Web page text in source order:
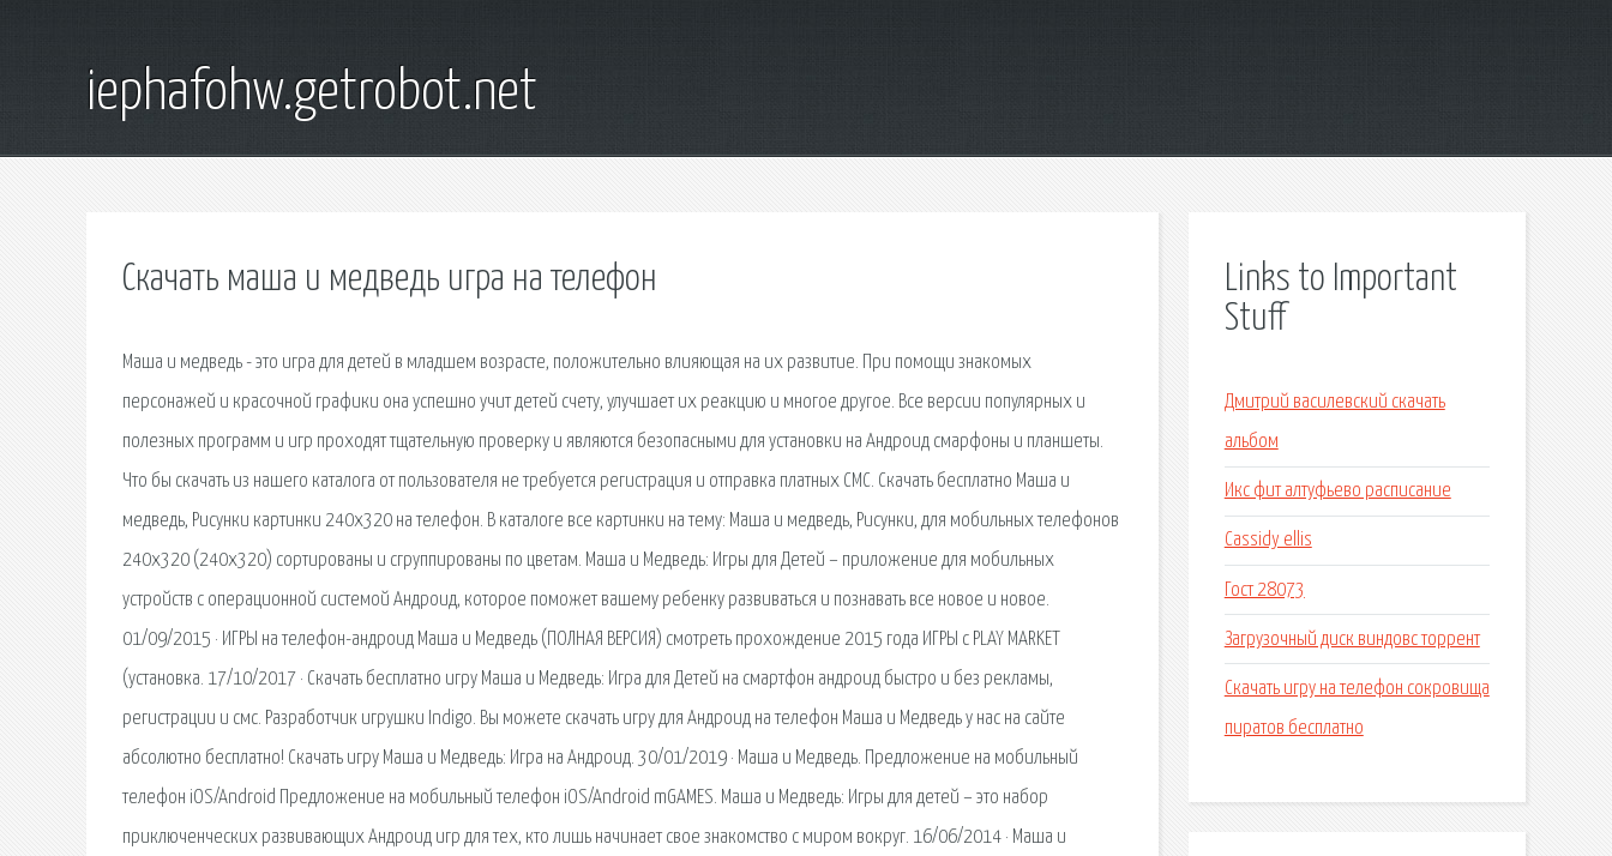
iephafohw.getrobot.net
Скачать маша и медведь игра на телефон
Маша и медведь - это игра для детей в младшем возрасте, положительно влияющая на их развитие. При помощи знакомых
персонажей и красочной графики она успешно учит детей счету, улучшает их реакцию и многое другое. Все версии популярных и
полезных программ и игр проходят тщательную проверку и являются безопасными для установки на Андроид смарфоны и планшеты.
Что бы скачать из нашего каталога от пользователя не требуется регистрация и отправка платных СМС. Скачать бесплатно Маша и
медведь, Рисунки картинки 240х320 на телефон. В каталоге все картинки на тему: Маша и медведь, Рисунки, для мобильных телефонов
240х320 (240x320) сортированы и сгруппированы по цветам. Маша и Медведь: Игры для Детей – приложение для мобильных
устройств с операционной системой Андроид, которое поможет вашему ребенку развиваться и познавать все новое и новое.
01/09/2015 · ИГРЫ на телефон-андроид Маша и Медведь (ПОЛНАЯ ВЕРСИЯ) смотреть прохождение 2015 года ИГРЫ с PLAY MARKET
(установка. 17/10/2017 · Скачать бесплатно игру Маша и Медведь: Игра для Детей на смартфон андроид быстро и без рекламы,
регистрации и смс. Разработчик игрушки Indigo. Вы можете скачать игру для Андроид на телефон Маша и Медведь у нас на сайте
абсолютно бесплатно! Скачать игру Маша и Медведь: Игра на Андроид. 30/01/2019 · Маша и Медведь. Предложение на мобильный
телефон iOS/Android Предложение на мобильный телефон iOS/Android mGAMES. Маша и Медведь: Игры для детей – это набор
приключенческих развивающих Андроид игр для тех, кто лишь начинает свое знакомство с миром вокруг. 16/06/2014 · Маша и
Links to Important
Stuff
Дмитрий василевский скачать
альбом
Икс фит алтуфьево расписание
Cassidy ellis
Гост 28073
Загрузочный диск виндовс торрент
Скачать игру на телефон сокровища
пиратов бесплатно